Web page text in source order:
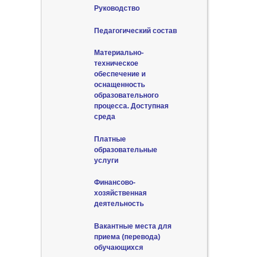
Руководство
Педагогический состав
Материально-
техническое
обеспечение и
оснащенность
образовательного
процесса. Доступная
среда
Платные
образовательные
услуги
Финансово-
хозяйственная
деятельность
Вакантные места для
приема (перевода)
обучающихся